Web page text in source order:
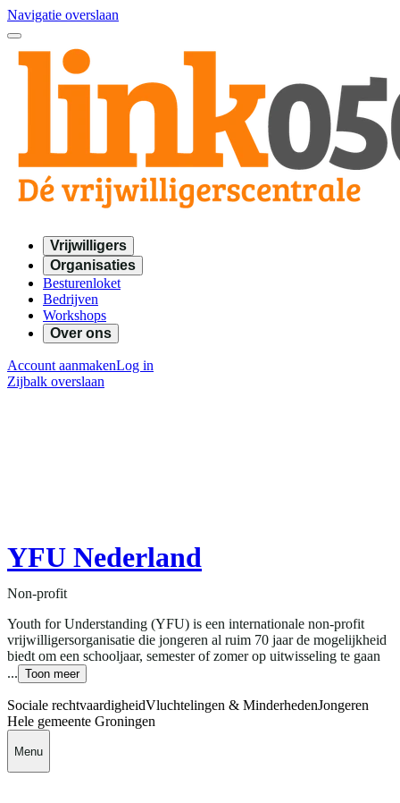
Navigatie overslaan
Vrijwilligers
Organisaties
Besturenloket
Bedrijven
Workshops
Over ons
Account aanmakenLog in
Zijbalk overslaan
YFU Nederland
Non-profit
Youth for Understanding (YFU) is een internationale non-profit
vrijwilligersorganisatie die jongeren al ruim 70 jaar de mogelijkheid
biedt om een schooljaar, semester of zomer op uitwisseling te gaan
... Toon meer
Sociale rechtvaardigheidVluchtelingen & MinderhedenJongeren
Hele gemeente Groningen
Menu